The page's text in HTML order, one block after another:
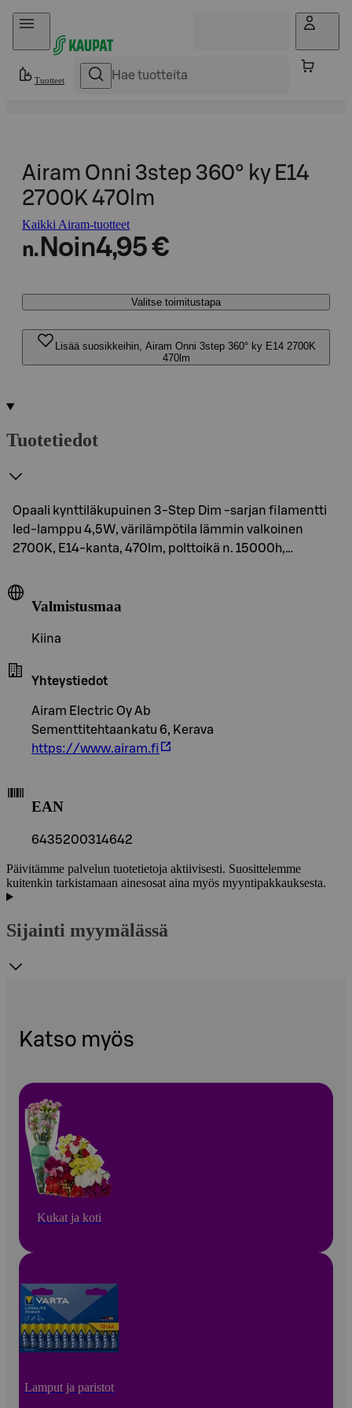
Hyppää sisältöön
Tuotteet
Airam Onni 3step 360° ky E14
2700K 470lm
Kaikki Airam-tuotteet
n. Noin4,95 €
Valitse toimitustapa
Lisää suosikkeihin, Airam Onni 3step 360° ky E14 2700K
470lm
Tuotetiedot
Opaali kynttiläkupuinen 3-Step Dim -sarjan filamentti
led-lamppu 4,5W, värilämpötila lämmin valkoinen
2700K, E14-kanta, 470lm, polttoikä n. 15000h,…
Valmistusmaa
Kiina
Yhteystiedot
Airam Electric Oy Ab
Sementtitehtaankatu 6, Kerava
https://www.airam.fi
EAN
6435200314642
Päivitämme palvelun tuotetietoja aktiivisesti. Suosittelemme
kuitenkin tarkistamaan ainesosat aina myös myyntipakkauksesta.
Sijainti myymälässä
Katso myös
Kukat ja koti
Lamput ja paristot